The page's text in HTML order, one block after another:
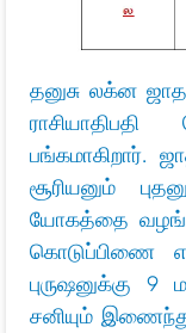
தனுசு லக்ன
பங்கமாகிறார்.
சூரியனும்
யோகத்தை
கொடுப்பிணை
புருஷனுக்கு 9
சனியும்